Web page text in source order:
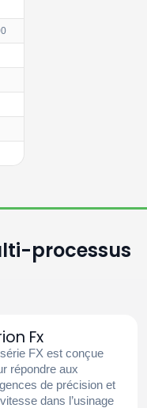
processus
Fx
FX est conçue
répondre aux
de précision et
dans l’usinage